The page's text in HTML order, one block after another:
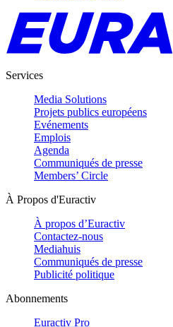
Services
Media Solutions
Projets publics européens
Evénements
Emplois
Agenda
Communiqués de presse
Members’ Circle
À Propos d'Euractiv
À propos d’Euractiv
Contactez-nous
Mediahuis
Communiqués de presse
Publicité politique
Abonnements
Euractiv Pro